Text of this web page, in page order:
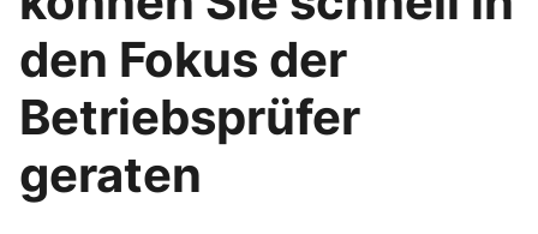
den Fokus der
Betriebsprüfer
geraten